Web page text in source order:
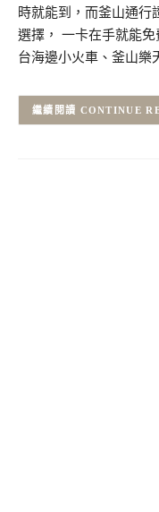
時就能到，而釜山通行
選擇， 一卡在手就能
台海邊小火車、釜山樂
CONTINUE